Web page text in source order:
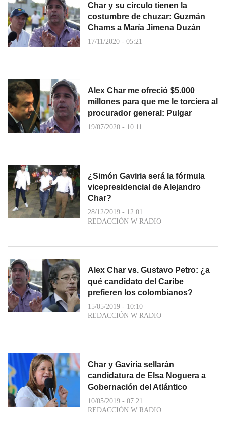
Char y su círculo tienen la
costumbre de chuzar: Guzmán
Chams a María Jimena Duzán
17/11/2020 - 05:21
Alex Char me ofreció $5.000
millones para que me le torciera al
procurador general: Pulgar
19/07/2020 - 10:11
¿Simón Gaviria será la fórmula
vicepresidencial de Alejandro
Char?
28/12/2019 - 12:01
REDACCIÓN W RADIO
Alex Char vs. Gustavo Petro: ¿a
qué candidato del Caribe
prefieren los colombianos?
15/05/2019 - 10:10
REDACCIÓN W RADIO
Char y Gaviria sellarán
candidatura de Elsa Noguera a
Gobernación del Atlántico
10/05/2019 - 07:21
REDACCIÓN W RADIO